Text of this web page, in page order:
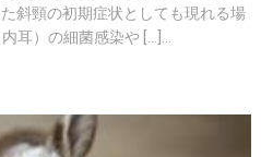
斜頸の初期症状としても現れる場
耳）の細菌感染や […]...